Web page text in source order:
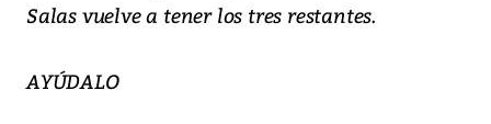
Salas vuelve a tener los tres restantes.
AYÚDALO